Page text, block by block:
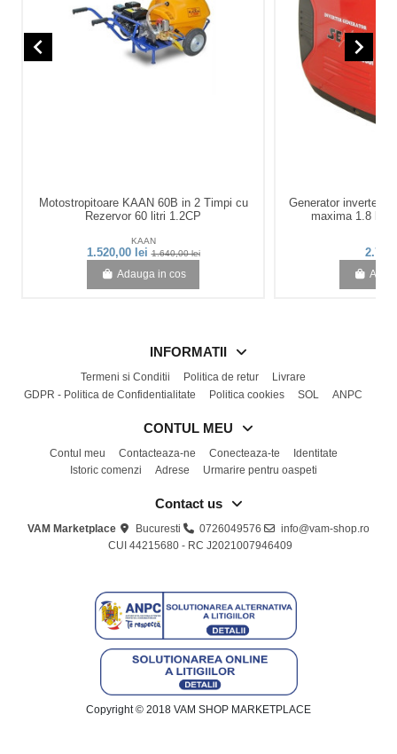
Motostropitoare KAAN 60B in 2 Timpi cu
Rezervor 60 litri 1.2CP
KAAN
1.520,00 lei1.640,00 lei
Adauga in cos
Generator inverter
maxima 1.8 kW
navigate_before navigate_next
INFORMATII
Termeni si Conditii Politica de retur
Livrare
GDPR - Politica de Confidentialitate
Politica cookies SOL ANPC
CONTUL MEU
Contul meu Contacteaza-ne Conecteaza-te
Identitate
Istoric comenzi
Adrese Urmarire pentru oaspeti
Contact us
VAM Marketplace Bucuresti 0726049576
info@vam-shop.ro
CUI 44215680 - RC J2021007946409
Copyright © 2018 VAM SHOP MARKETPLACE